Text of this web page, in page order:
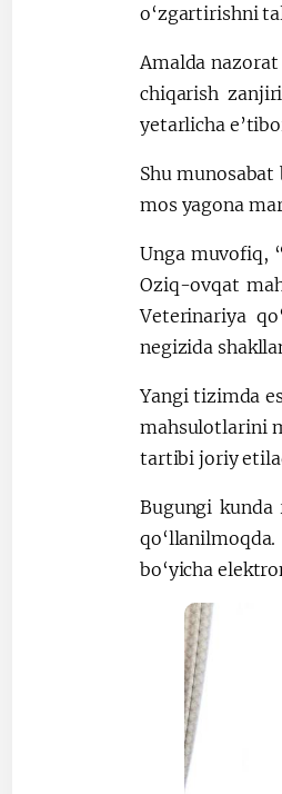
o‘zgartirishni
Amalda
chiqarish
yetarlicha
Shu
mos yagona
Unga muvofiq,
Oziq-ovqat
Veterinariya
negizida
Yangi tizimda
mahsulotlarini
tartibi joriy
Bugungi kunda
bo‘yicha